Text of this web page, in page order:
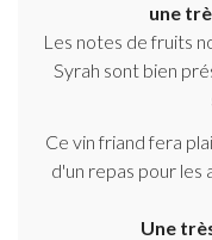
une
Les notes de fruits
Syrah sont bien
Ce vin friand fera
d'un repas pour les
Une